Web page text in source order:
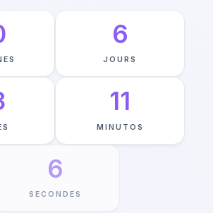
6
JOURS
11
MINUTOS
5
SECONDES